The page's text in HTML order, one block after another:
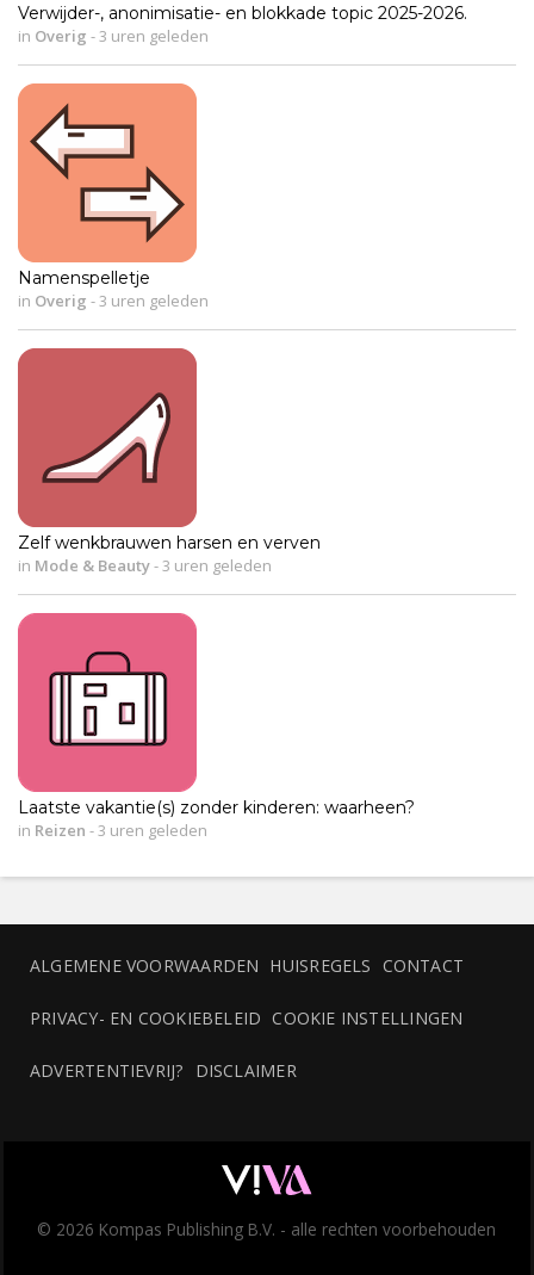
Verwijder-, anonimisatie- en blokkade topic 2025-2026.
in Overig - 3 uren geleden
Namenspelletje
in Overig - 3 uren geleden
Zelf wenkbrauwen harsen en verven
in Mode & Beauty- 3 uren geleden
Laatste vakantie(s) zonder kinderen: waarheen?
in Reizen - 3 uren geleden
ALGEMENE VOORWAARDEN HUISREGELS CONTACT
PRIVACY- EN COOKIEBELEID COOKIE INSTELLINGEN
ADVERTENTIEVRIJ? DISCLAIMER
© 2026 Kompas Publishing B.V. - alle rechten voorbehouden